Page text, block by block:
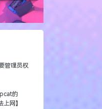
管理员权
的
网】